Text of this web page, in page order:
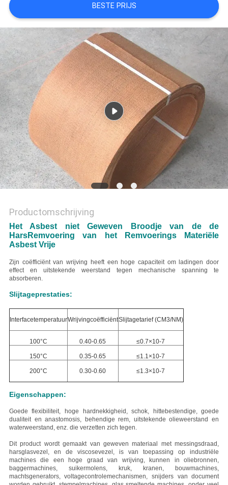
BESTE PRIJS
Productomschrijving
Het Asbest niet Geweven Broodje van de de
HarsRemvoering van het Remvoerings Materiële
Asbest Vrije
Zijn coëfficiënt van wrijving heeft een hoge capaciteit om ladingen door
effect en uitstekende weerstand tegen mechanische spanning te
absorberen.
Slijtageprestaties:
InterfacetemperatuurWrijvingcoëfficiëntSlijtagetarief (CM3/NM)
100°C 0.40-0.65 ≤0.7×10-7
150°C 0.35-0.65 ≤1.1×10-7
200°C 0.30-0.60 ≤1.3×10-7
Eigenschappen:
Goede flexibiliteit, hoge hardnekkigheid, schok, hittebestendige, goede
dualiteit en anastomosis, behendige rem, uitstekende olieweerstand en
waterweerstand, enz. die verzetten zich tegen.
Dit product wordt gemaakt van geweven materiaal metmessingsdraad,
harsglasvezel, en de viscosevezel , is van toepassing op industriële
machines die een hoge graad van wrijving, kunnen in oliebronnen,
baggermachines, suikermolens, kruk, kranen, bouwmachines,
machtsgenerators, voltagecontrolemechanismen, snijders van document